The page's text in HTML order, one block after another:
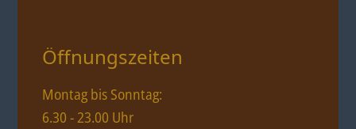
Öffnungszeiten
Montag bis Sonntag:
6.30 - 23.00 Uhr